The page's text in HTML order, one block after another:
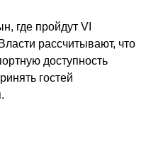
где пройдут VI
рассчитывают, что
доступность
гостей